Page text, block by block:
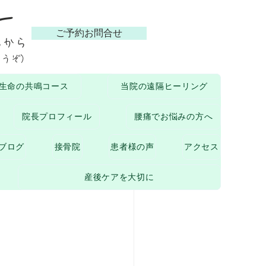
ご予約お問合せ
ら
ぞ）
命の共鳴コース 当院の遠隔ヒーリング
院長プロフィール 腰痛でお悩みの方へ
ログ 接骨院 患者様の声 アクセス
産後ケアを大切に